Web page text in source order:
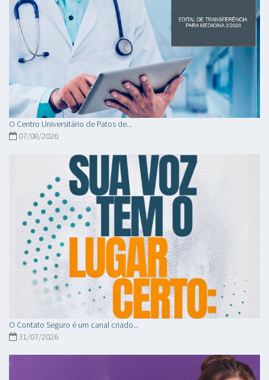
O Centro Universitário de Patos de...
07/08/2026
O Contato Seguro é um canal criado...
31/07/2026